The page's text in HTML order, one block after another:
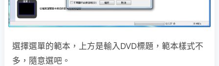
選擇選單的範本，上方是輸入DVD標題，範本樣式不
多，隨意選吧。